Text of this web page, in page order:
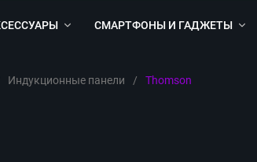
СМАРТФОНЫ И ГАДЖЕТЫ
Индукционные панели / Thomson